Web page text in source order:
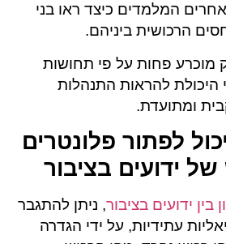
המלמדים כיצד ראו בני
הרכושית ביניהם.
מוכרע פחות על פי תחושות
היכולת להראות התנהלות
ומתועדת.
לפתור פלונטרים
של ידועים בציבור
ידועים בציבור, ניתן להתגבר
עתידיות, על ידי הגדרה